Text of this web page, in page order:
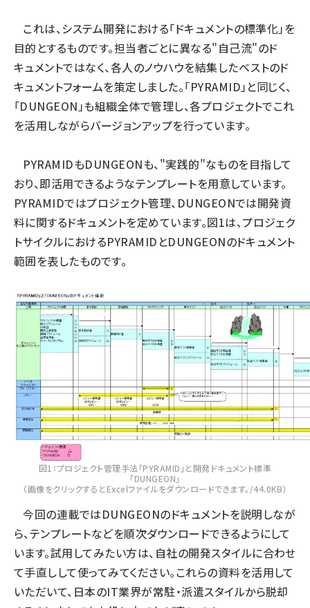
これは、システム開発における「ドキュメントの標準化」を
目的とするものです。担当者ごとに異なる"自己流"のド
キュメントではなく、各人のノウハウを結集したベストのド
キュメントフォームを策定しました。「PYRAMID」と同じく、
「DUNGEON」も組織全体で管理し、各プロジェクトでこれ
を活用しながらバージョンアップを行っています。
PYRAMIDもDUNGEONも、"実践的"なものを目指して
おり、即活用できるようなテンプレートを用意しています。
PYRAMIDではプロジェクト管理、DUNGEONでは開発資
料に関するドキュメントを定めています。図1は、プロジェク
トサイクルにおけるPYRAMIDとDUNGEONのドキュメント
範囲を表したものです。
図1：プロジェクト管理手法「PYRAMID」と開発ドキュメント標準
「DUNGEON」
（画像をクリックするとExcelファイルをダウンロードできます。/44.0KB）
今回の連載ではDUNGEONのドキュメントを説明しなが
ら、テンプレートなどを順次ダウンロードできるようにして
います。試用してみたい方は、自社の開発スタイルに合わせ
て手直しして使ってみてください。これらの資料を活用して
いただいて、日本のIT業界が常駐・派遣スタイルから脱却